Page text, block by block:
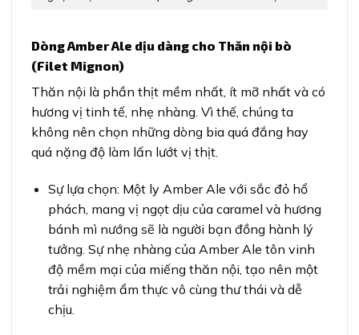
Dòng Amber Ale dịu dàng cho Thăn nội bò
(Filet Mignon)
Thăn nội là phần thịt mềm nhất, ít mỡ nhất và có
hương vị tinh tế, nhẹ nhàng. Vì thế, chúng ta
không nên chọn những dòng bia quá đắng hay
quá nặng độ làm lấn lướt vị thịt.
Sự lựa chọn: Một ly Amber Ale với sắc đỏ hổ
phách, mang vị ngọt dịu của caramel và hương
bánh mì nướng sẽ là người bạn đồng hành lý
tưởng. Sự nhẹ nhàng của Amber Ale tôn vinh
độ mềm mại của miếng thăn nội, tạo nên một
trải nghiệm ẩm thực vô cùng thư thái và dễ
chịu.